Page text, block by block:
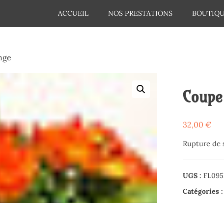
Gardechaux
ACCUEIL NOS PRESTATIONS
32,00€
Rupture de
UGS :
Catégories